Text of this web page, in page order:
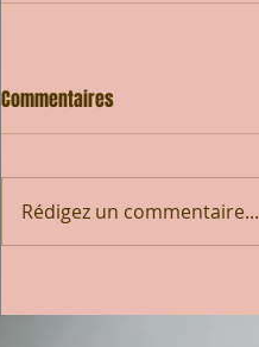
Commentaires
Rédigez un commentaire...